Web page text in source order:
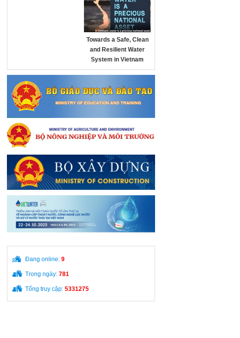
Towards a Safe, Clean
and Resilient Water
System in Vietnam
Đang online: 9
Trong ngày: 781
Tổng truy cập: 5331275